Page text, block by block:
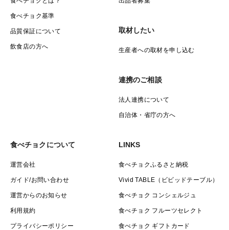
食べチョク基準
品質保証について
飲食店の方へ
取材したい
生産者への取材を申し込む
連携のご相談
法人連携について
自治体・省庁の方へ
食べチョクについて
運営会社
ガイド/お問い合わせ
運営からのお知らせ
利用規約
プライバシーポリシー
LINKS
食べチョクふるさと納税
Vivid TABLE（ビビッドテーブル）
食べチョク コンシェルジュ
食べチョク フルーツセレクト
食べチョク ギフトカード